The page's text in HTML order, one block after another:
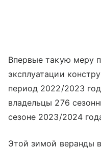
Впервые такую меру
эксплуатации
период 2022/2023
владельцы 276
сезоне 2023/2024
Этой зимой веранды